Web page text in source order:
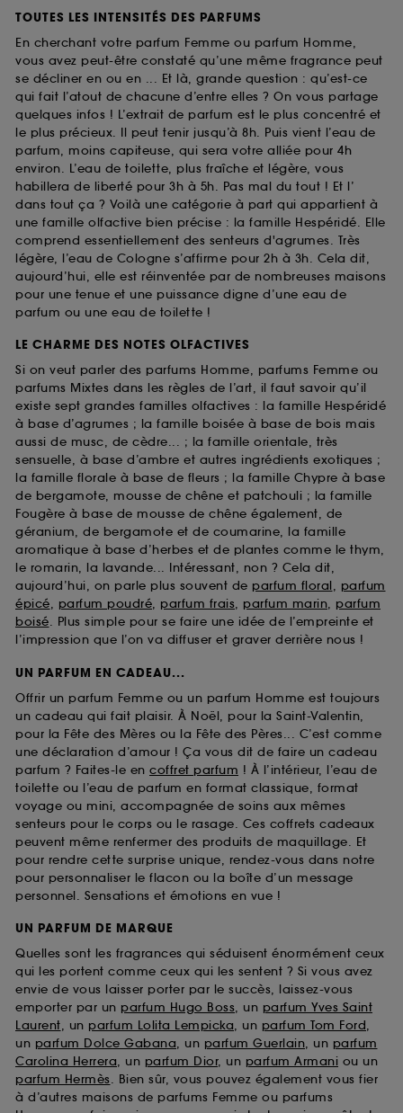
TOUTES LES INTENSITÉS DES PARFUMS
En cherchant votre parfum Femme ou parfum Homme,
vous avez peut-être constaté qu’une même fragrance peut
se décliner en ou en ... Et là, grande question : qu’est-ce
qui fait l’atout de chacune d’entre elles ? On vous partage
quelques infos ! L’extrait de parfum est le plus concentré et
le plus précieux. Il peut tenir jusqu’à 8h. Puis vient l’eau de
parfum, moins capiteuse, qui sera votre alliée pour 4h
environ. L’eau de toilette, plus fraîche et légère, vous
habillera de liberté pour 3h à 5h. Pas mal du tout ! Et l’
dans tout ça ? Voilà une catégorie à part qui appartient à
une famille olfactive bien précise : la famille Hespéridé. Elle
comprend essentiellement des senteurs d'agrumes. Très
légère, l’eau de Cologne s’affirme pour 2h à 3h. Cela dit,
aujourd’hui, elle est réinventée par de nombreuses maisons
pour une tenue et une puissance digne d’une eau de
parfum ou une eau de toilette !
LE CHARME DES NOTES OLFACTIVES
Si on veut parler des parfums Homme, parfums Femme ou
parfums Mixtes dans les règles de l’art, il faut savoir qu’il
existe sept grandes familles olfactives : la famille Hespéridé
à base d’agrumes ; la famille boisée à base de bois mais
aussi de musc, de cèdre... ; la famille orientale, très
sensuelle, à base d’ambre et autres ingrédients exotiques ;
la famille florale à base de fleurs ; la famille Chypre à base
de bergamote, mousse de chêne et patchouli ; la famille
Fougère à base de mousse de chêne également, de
géranium, de bergamote et de coumarine, la famille
aromatique à base d’herbes et de plantes comme le thym,
le romarin, la lavande... Intéressant, non ? Cela dit,
aujourd’hui, on parle plus souvent de parfum floral, parfum
épicé, parfum poudré, parfum frais, parfum marin, parfum
boisé. Plus simple pour se faire une idée de l’empreinte et
l’impression que l’on va diffuser et graver derrière nous !
UN PARFUM EN CADEAU...
Offrir un parfum Femme ou un parfum Homme est toujours
un cadeau qui fait plaisir. À Noël, pour la Saint-Valentin,
pour la Fête des Mères ou la Fête des Pères... C’est comme
une déclaration d’amour ! Ça vous dit de faire un cadeau
parfum ? Faites-le en coffret parfum ! À l’intérieur, l’eau de
toilette ou l’eau de parfum en format classique, format
voyage ou mini, accompagnée de soins aux mêmes
senteurs pour le corps ou le rasage. Ces coffrets cadeaux
peuvent même renfermer des produits de maquillage. Et
pour rendre cette surprise unique, rendez-vous dans notre
pour personnaliser le flacon ou la boîte d’un message
personnel. Sensations et émotions en vue !
UN PARFUM DE MARQUE
Quelles sont les fragrances qui séduisent énormément ceux
qui les portent comme ceux qui les sentent ? Si vous avez
envie de vous laisser porter par le succès, laissez-vous
emporter par un parfum Hugo Boss, un parfum Yves Saint
Laurent, un parfum Lolita Lempicka, un parfum Tom Ford,
un parfum Dolce Gabana, un parfum Guerlain, un parfum
Carolina Herrera, un parfum Dior, un parfum Armani ou un
parfum Hermès. Bien sûr, vous pouvez également vous fier
à d’autres maisons de parfums Femme ou parfums